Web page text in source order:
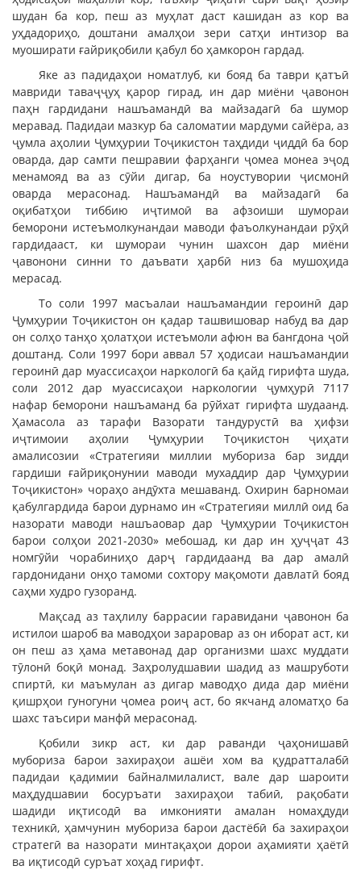
шудан ба кор, пеш аз муҳлат даст кашидан аз кор ва
уҳдадориҳо, доштани амалҳои зери сатҳи интизор ва
муоширати ғайриқобили қабул бо ҳамкорон гардад.
Яке аз падидаҳои номатлуб, ки бояд ба таври қатъӣ
мавриди таваҷҷуҳ қарор гирад, ин дар миёни ҷавонон
паҳн гардидани нашъамандӣ ва майзадагӣ ба шумор
меравад. Падидаи мазкур ба саломатии мардуми сайёра, аз
ҷумла аҳолии Ҷумҳурии Тоҷикистон таҳдиди ҷиддӣ ба бор
оварда, дар самти пешравии фарҳанги ҷомеа монеа эҷод
менамояд ва аз сӯйи дигар, ба ноустувории ҷисмонӣ
оварда мерасонад. Нашъамандӣ ва майзадагӣ ба
оқибатҳои тиббию иҷтимоӣ ва афзоиши шумораи
беморони истеъмолкунандаи маводи фаъолкунандаи рӯҳӣ
гардидааст, ки шумораи чунин шахсон дар миёни
ҷавонони синни то даъвати ҳарбӣ низ ба мушоҳида
мерасад.
То соли 1997 масъалаи нашъамандии героинӣ дар
Ҷумҳурии Тоҷикистон он қадар ташвишовар набуд ва дар
он солҳо танҳо ҳолатҳои истеъмоли афюн ва бангдона ҷой
доштанд. Соли 1997 бори аввал 57 ҳодисаи нашъамандии
героинӣ дар муассисаҳои наркологӣ ба қайд гирифта шуда,
соли 2012 дар муассисаҳои наркологии ҷумҳурӣ 7117
нафар беморони нашъаманд ба рӯйхат гирифта шудаанд.
Ҳамасола аз тарафи Вазорати тандурустӣ ва ҳифзи
иҷтимоии аҳолии Ҷумҳурии Тоҷикистон ҷиҳати
амалисозии «Стратегияи миллии мубориза бар зидди
гардиши ғайриқонунии маводи мухаддир дар Ҷумҳурии
Тоҷикистон» чораҳо андӯхта мешаванд. Охирин барномаи
қабулгардида барои дурнамо ин «Стратегияи миллӣ оид ба
назорати маводи нашъаовар дар Ҷумҳурии Тоҷикистон
барои солҳои 2021-2030» мебошад, ки дар ин ҳуҷҷат 43
номгӯйи чорабиниҳо дарҷ гардидаанд ва дар амалӣ
гардонидани онҳо тамоми сохтору мақомоти давлатӣ бояд
саҳми худро гузоранд.
Мақсад аз таҳлилу баррасии гаравидани ҷавонон ба
истилои шароб ва маводҳои зараровар аз он иборат аст, ки
он пеш аз ҳама метавонад дар организми шахс муддати
тӯлонӣ боқӣ монад. Заҳролудшавии шадид аз машруботи
спиртӣ, ки маъмулан аз дигар маводҳо дида дар миёни
қишрҳои гуногуни ҷомеа роиҷ аст, бо якчанд аломатҳо ба
шахс таъсири манфӣ мерасонад.
Қобили зикр аст, ки дар раванди ҷаҳонишавӣ
мубориза барои захираҳои ашёи хом ва қудратталабӣ
падидаи қадимии байналмилалист, вале дар шароити
маҳдудшавии босуръати захираҳои табиӣ, рақобати
шадиди иқтисодӣ ва имконияти амалан номаҳдуди
техникӣ, ҳамчунин мубориза барои дастёбӣ ба захираҳои
стратегӣ ва назорати минтақаҳои дорои аҳамияти ҳаётӣ
ва иқтисодӣ суръат хоҳад гирифт.